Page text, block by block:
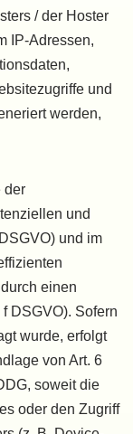
/ der Hoster
IP-Adressen,
und
werden,
der
und
und im
einen
DSGVO). Sofern
wurde, erfolgt
von Art. 6
soweit die
oder den Zugriff